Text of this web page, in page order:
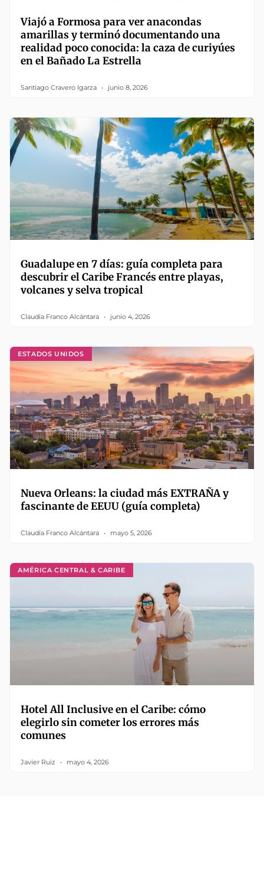
Viajó a Formosa para ver anacondas
amarillas y terminó documentando una
realidad poco conocida: la caza de curiyúes
en el Bañado La Estrella
Santiago Cravero Igarza junio 8, 2026
Guadalupe en 7 días: guía completa para
descubrir el Caribe Francés entre playas,
volcanes y selva tropical
Claudia Franco Alcántara junio 4, 2026
ESTADOS UNIDOS
Nueva Orleans: la ciudad más EXTRAÑA y
fascinante de EEUU (guía completa)
Claudia Franco Alcántara mayo 5, 2026
AMÉRICA CENTRAL & CARIBE
Hotel All Inclusive en el Caribe: cómo
elegirlo sin cometer los errores más
comunes
Javier Ruiz mayo 4, 2026